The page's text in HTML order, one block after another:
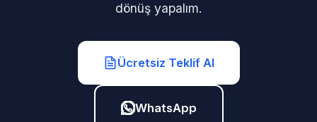
dönüş yapalım.
Ücretsiz Teklif Al
WhatsApp